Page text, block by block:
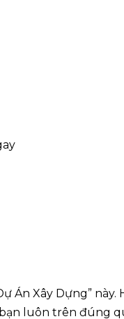
Án Xây Dựng” này.
luôn trên đúng